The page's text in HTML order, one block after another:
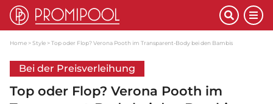
Home Style Top oder Flop? Verona Pooth im Transparent-Body bei den Bambis
Bei der Preisverleihung
Top oder Flop? Verona Pooth im